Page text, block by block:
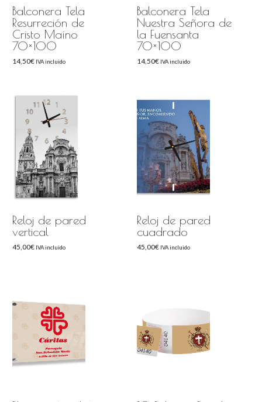
Balconera Tela
Resurreción de
Cristo Maíno
70×100
14,50€ IVA incluido
Balconera Tela
Nuestra Señora de
la Fuensanta
70×100
14,50€ IVA incluido
Reloj de pared
vertical
45,00€ IVA incluido
Reloj de pared
cuadrado
45,00€ IVA incluido